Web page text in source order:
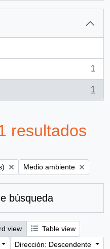
1
1
resultados
Remove filter:
Medio ambiente
búsqueda
view
Table view
Dirección: Descendente